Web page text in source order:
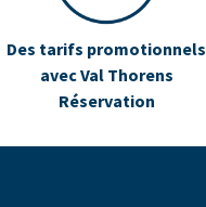
Des tarifs promotionnels
avec Val Thorens
Réservation